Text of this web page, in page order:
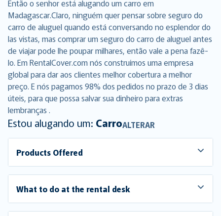
Então o senhor está alugando um carro em
Madagascar.Claro, ninguém quer pensar sobre seguro do
carro de aluguel quando está conversando no esplendor do
las vistas, mas comprar um seguro do carro de aluguel antes
de viajar pode lhe poupar milhares, então vale a pena fazê-
lo. Em RentalCover.com nós construímos uma empresa
global para dar aos clientes melhor cobertura a melhor
preço. E nós pagamos 98% dos pedidos no prazo de 3 dias
úteis, para que possa salvar sua dinheiro para extras
lembranças .
Estou alugando um: CarroALTERAR
Products Offered
What to do at the rental desk